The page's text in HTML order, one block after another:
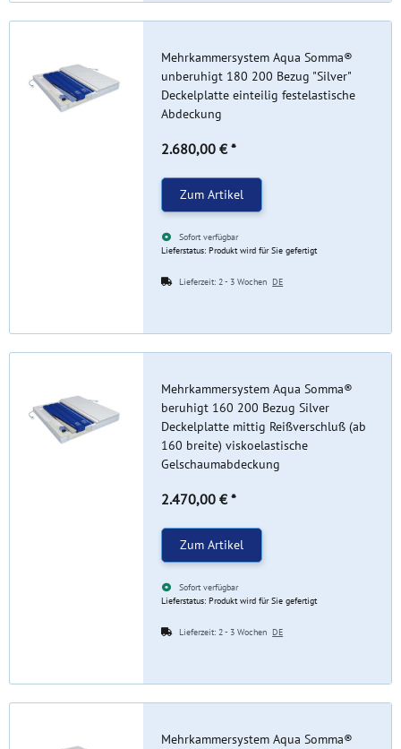
Mehrkammersystem Aqua Somma®
unberuhigt 180 200 Bezug "Silver"
Deckelplatte einteilig festelastische
Abdeckung
2.680,00 € *
Zum Artikel
Sofort verfügbar
Lieferstatus: Produkt wird für Sie gefertigt
Lieferzeit:2 - 3 WochenDE
Mehrkammersystem Aqua Somma®
beruhigt 160 200 Bezug Silver
Deckelplatte mittig Reißverschluß (ab
160 breite) viskoelastische
Gelschaumabdeckung
2.470,00 € *
Zum Artikel
Sofort verfügbar
Lieferstatus: Produkt wird für Sie gefertigt
Lieferzeit:2 - 3 WochenDE
Mehrkammersystem Aqua Somma®